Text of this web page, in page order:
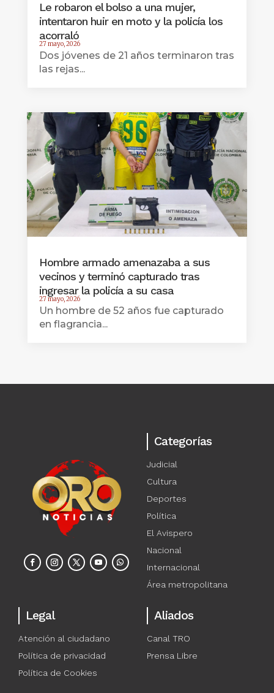
Le robaron el bolso a una mujer,
intentaron huir en moto y la policía los
acorraló
27 mayo, 2026
Dos jóvenes de 21 años terminaron tras
las rejas...
Hombre armado amenazaba a sus
vecinos y terminó capturado tras
ingresar la policía a su casa
27 mayo, 2026
Un hombre de 52 años fue capturado
en flagrancia...
Categorías
Judicial
Cultura
Deportes
Política
El Avispero
Nacional
Internacional
Área metropolitana
Legal
Atención al ciudadano
Política de privacidad
Política de Cookies
Aliados
Canal TRO
Prensa Libre